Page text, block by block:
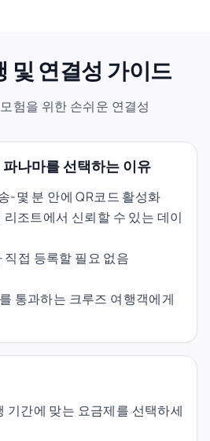
및 연결성 가이드
험을 위한 손쉬운 연결성
나마를 선택하는 이유
-몇 분 안에 QR코드 활성화
조트에서 신뢰할 수 있는 데이
접 등록할 필요 없음
통과하는 크루즈 여행객에게
기간에 맞는 요금제를 선택하세